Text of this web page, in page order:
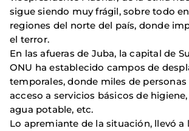
sigue siendo muy frágil, sobre todo
regiones del norte del país, donde
el terror.
En las afueras de Juba, la capital de
ONU ha establecido campos de
temporales, donde miles de personas
acceso a servicios básicos de
agua potable, etc.
Lo apremiante de la situación, llevó a